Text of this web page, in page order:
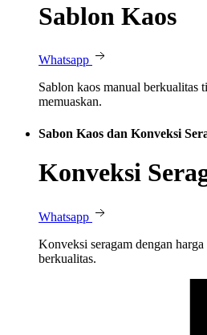
Sablon Kaos
Whatsapp
Sablon kaos manual berkualitas
memuaskan.
Sabon Kaos dan Konveksi
Konveksi
Whatsapp
Konveksi seragam dengan harga
berkualitas.